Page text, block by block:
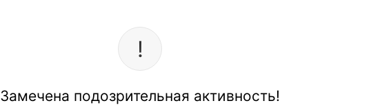
Замечена подозрительная активность!